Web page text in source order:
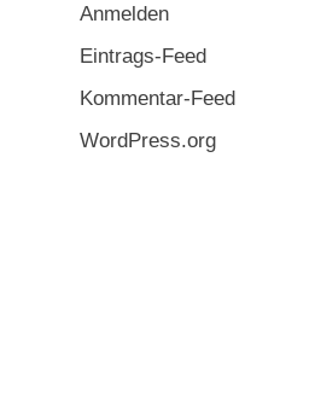
Anmelden
Eintrags-Feed
Kommentar-Feed
WordPress.org